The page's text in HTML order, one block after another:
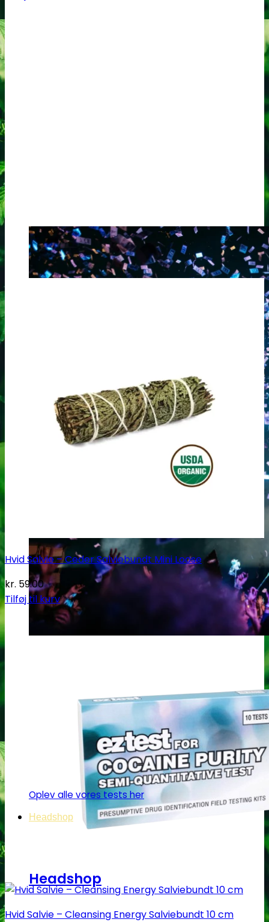
Oplev alle vores tests her
Headshop
Headshop
Hvid Salvie – Ceder Salviebundt Mini Loose
kr. 59.00
Tilføj til kurv
Hvid Salvie – Cleansing Energy Salviebundt 10 cm